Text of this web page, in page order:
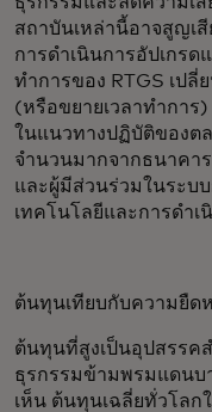
สถาบันเหล่านี้อาจสูญเ
การดำเนินการอัปเกรด
ทำการของ RTGS เปลี่
(หรือขยายเวลาทำการ
ในแนวทางปฏิบัติของต
จำนวนมากจากธนาคา
และผู้มีส่วนร่วมในระบ
เทคโนโลยีและการดำ
ต้นทุนเทียบกับความยืด
ต้นทุนที่สูงเป็นอุปสรรค
ธุรกรรมข้ามพรมแดนบ
เห็น ต้นทุนเฉลี่ยทั่วโลก